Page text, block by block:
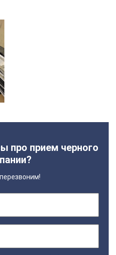
про прием черного